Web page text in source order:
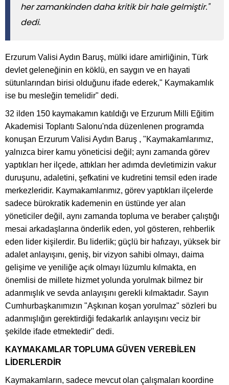
her zamankinden daha kritik bir hale gelmiştir."
dedi.
Erzurum Valisi Aydın Baruş, mülki idare amirliğinin, Türk
devlet geleneğinin en köklü, en saygın ve en hayati
sütunlarından birisi olduğunu ifade ederek," Kaymakamlık
ise bu mesleğin temelidir" dedi.
32 ilden 150 kaymakamın katıldığı ve Erzurum Milli Eğitim
Akademisi Toplantı Salonu'nda düzenlenen programda
konuşan Erzurum Valisi Aydın Baruş , "Kaymakamlarımız,
yalnızca birer kamu yöneticisi değil; aynı zamanda görev
yaptıkları her ilçede, attıkları her adımda devletimizin vakur
duruşunu, adaletini, şefkatini ve kudretini temsil eden irade
merkezleridir. Kaymakamlarımız, görev yaptıkları ilçelerde
sadece bürokratik kademenin en üstünde yer alan
yöneticiler değil, aynı zamanda topluma ve beraber çalıştığı
mesai arkadaşlarına önderlik eden, yol gösteren, rehberlik
eden lider kişilerdir. Bu liderlik; güçlü bir hafızayı, yüksek bir
adalet anlayışını, geniş, bir vizyon sahibi olmayı, daima
gelişime ve yeniliğe açık olmayı lüzumlu kılmakta, en
önemlisi de millete hizmet yolunda yorulmak bilmez bir
adanmışlık ve sevda anlayışını gerekli kılmaktadır. Sayın
Cumhurbaşkanımızın "Aşkınan koşan yorulmaz" sözleri bu
adanmışlığın gerektirdiği fedakarlık anlayışını veciz bir
şekilde ifade etmektedir" dedi.
KAYMAKAMLAR TOPLUMA GÜVEN VEREBİLEN
LİDERLERDİR
Kaymakamların, sadece mevcut olan çalışmaları koordine